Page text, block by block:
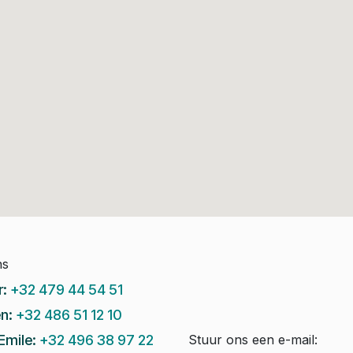
+32 479 44 54 51
+32 486 51 12 10
+32 496 38 97 22 Stuur ons een e-mail: